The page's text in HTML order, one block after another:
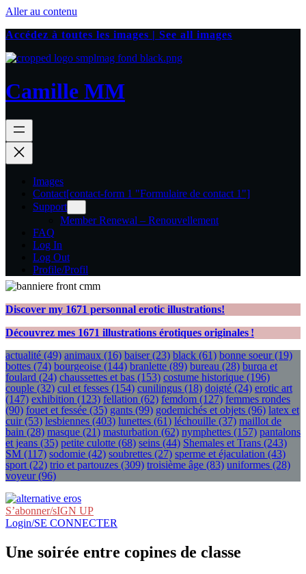
Aller au contenu
Accédez à toutes les images | See all images
Camille MM
Images
Contact[contact-form 1 "Formulaire de contact 1"]
Support
Member Renewal – Renouvellement
FAQ
Log In
Log Out
Profile/Profil
Discover my 1671 personnal erotic illustrations!
Découvrez mes 1671 illustrations érotiques originales !
actualité (49) animaux (16) baiser(23) black (61) bonne soeur(19)
bottes (74) bourgeoise (144) branlette (89) bureau (28) burqa et
foulard (24) chaussettes et bas (153) costume historique (196)
couple (32) cul et fesses (154) cunilingus (18) doigté (24) erotic art
(147) exhibition (123) fellation (62) femdom (127) femmes rondes
(90) fouet et fessée (35) gants (99) godemichés et objets (96) latex et
cuir(53) lesbiennes (403) lunettes (61) léchouille (37) maillot de
bain (28) masque (21) masturbation (62) nymphettes (157) pantalons
et jeans (35) petite culotte (68) seins (44) Shemales et Trans (243)
SM (117) sodomie (42) soubrettes (27) sperme et éjaculation (43)
sport (22) trio et partouzes (309) troisième âge (83) uniformes (28)
voyeur(96)
S’abonner/sIGN UP
Login/SE CONNECTER
Une soirée entre copines de classe